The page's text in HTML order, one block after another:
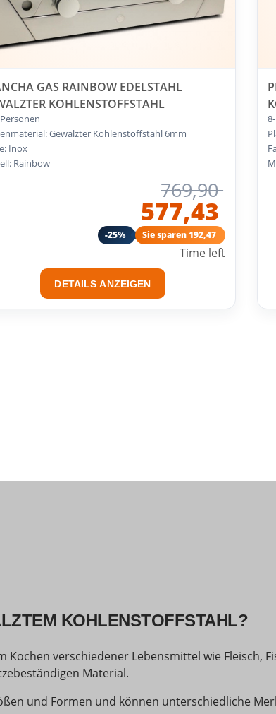
GAS RAINBOW EDELSTAHL
KOHLENSTOFFSTAHL
Gewalzter Kohlenstoffstahl 6mm
Inox
Rainbow
769,90
577,43
-25% Sie sparen 192,47
Time left
DETAILS ANZEIGEN
KOHLENSTOFFSTAHL?
Kochen verschiedener Lebensmittel wie Fleisch,
Material.
und Formen und können unterschiedliche